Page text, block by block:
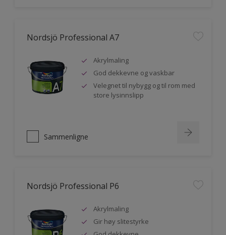
Nordsjö Professional A7
Akrylmaling
God dekkevne og vaskbar
Velegnet til nybygg og til rom med
store lysinnslipp
Sammenligne
Nordsjö Professional P6
Akrylmaling
Gir høy slitestyrke